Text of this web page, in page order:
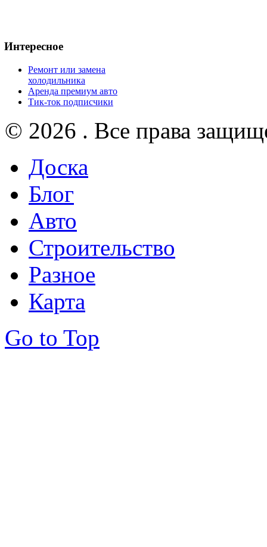
Интересное
Ремонт или замена
холодильника
Аренда премиум авто
Тик-ток подписчики
© 2026 . Все права
Доска
Блог
Авто
Строительство
Разное
Карта
Go to Top